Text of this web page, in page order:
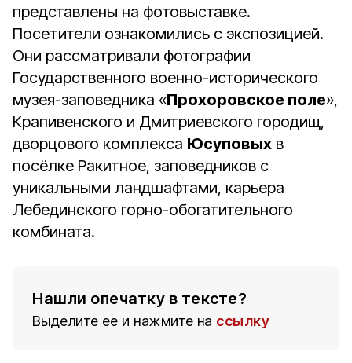
представлены на фотовыставке.
Посетители ознакомились с экспозицией.
Они рассматривали фотографии
Государственного военно-исторического
музея-заповедника «Прохоровское поле»,
Крапивенского и Дмитриевского городищ,
дворцового комплекса Юсуповых в
посёлке Ракитное, заповедников с
уникальными ландшафтами, карьера
Лебединского горно-обогатительного
комбината.
Нашли опечатку в тексте?
Выделите ее и нажмите на ссылку